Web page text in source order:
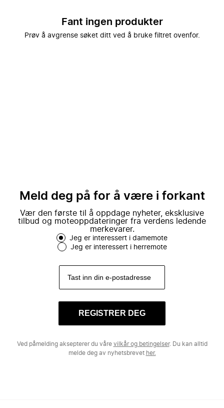
Fant ingen produkter
Prøv å avgrense søket ditt ved å bruke filtret ovenfor.
Meld deg på for å være i forkant
Vær den første til å oppdage nyheter, eksklusive
tilbud og moteoppdateringer fra verdens ledende
merkevarer.
Jeg er interessert i damemote
Jeg er interessert i herremote
REGISTRER DEG
Ved påmelding aksepterer du våre vilkår og betingelser. Du kan alltid
melde deg av nyhetsbrevet her.